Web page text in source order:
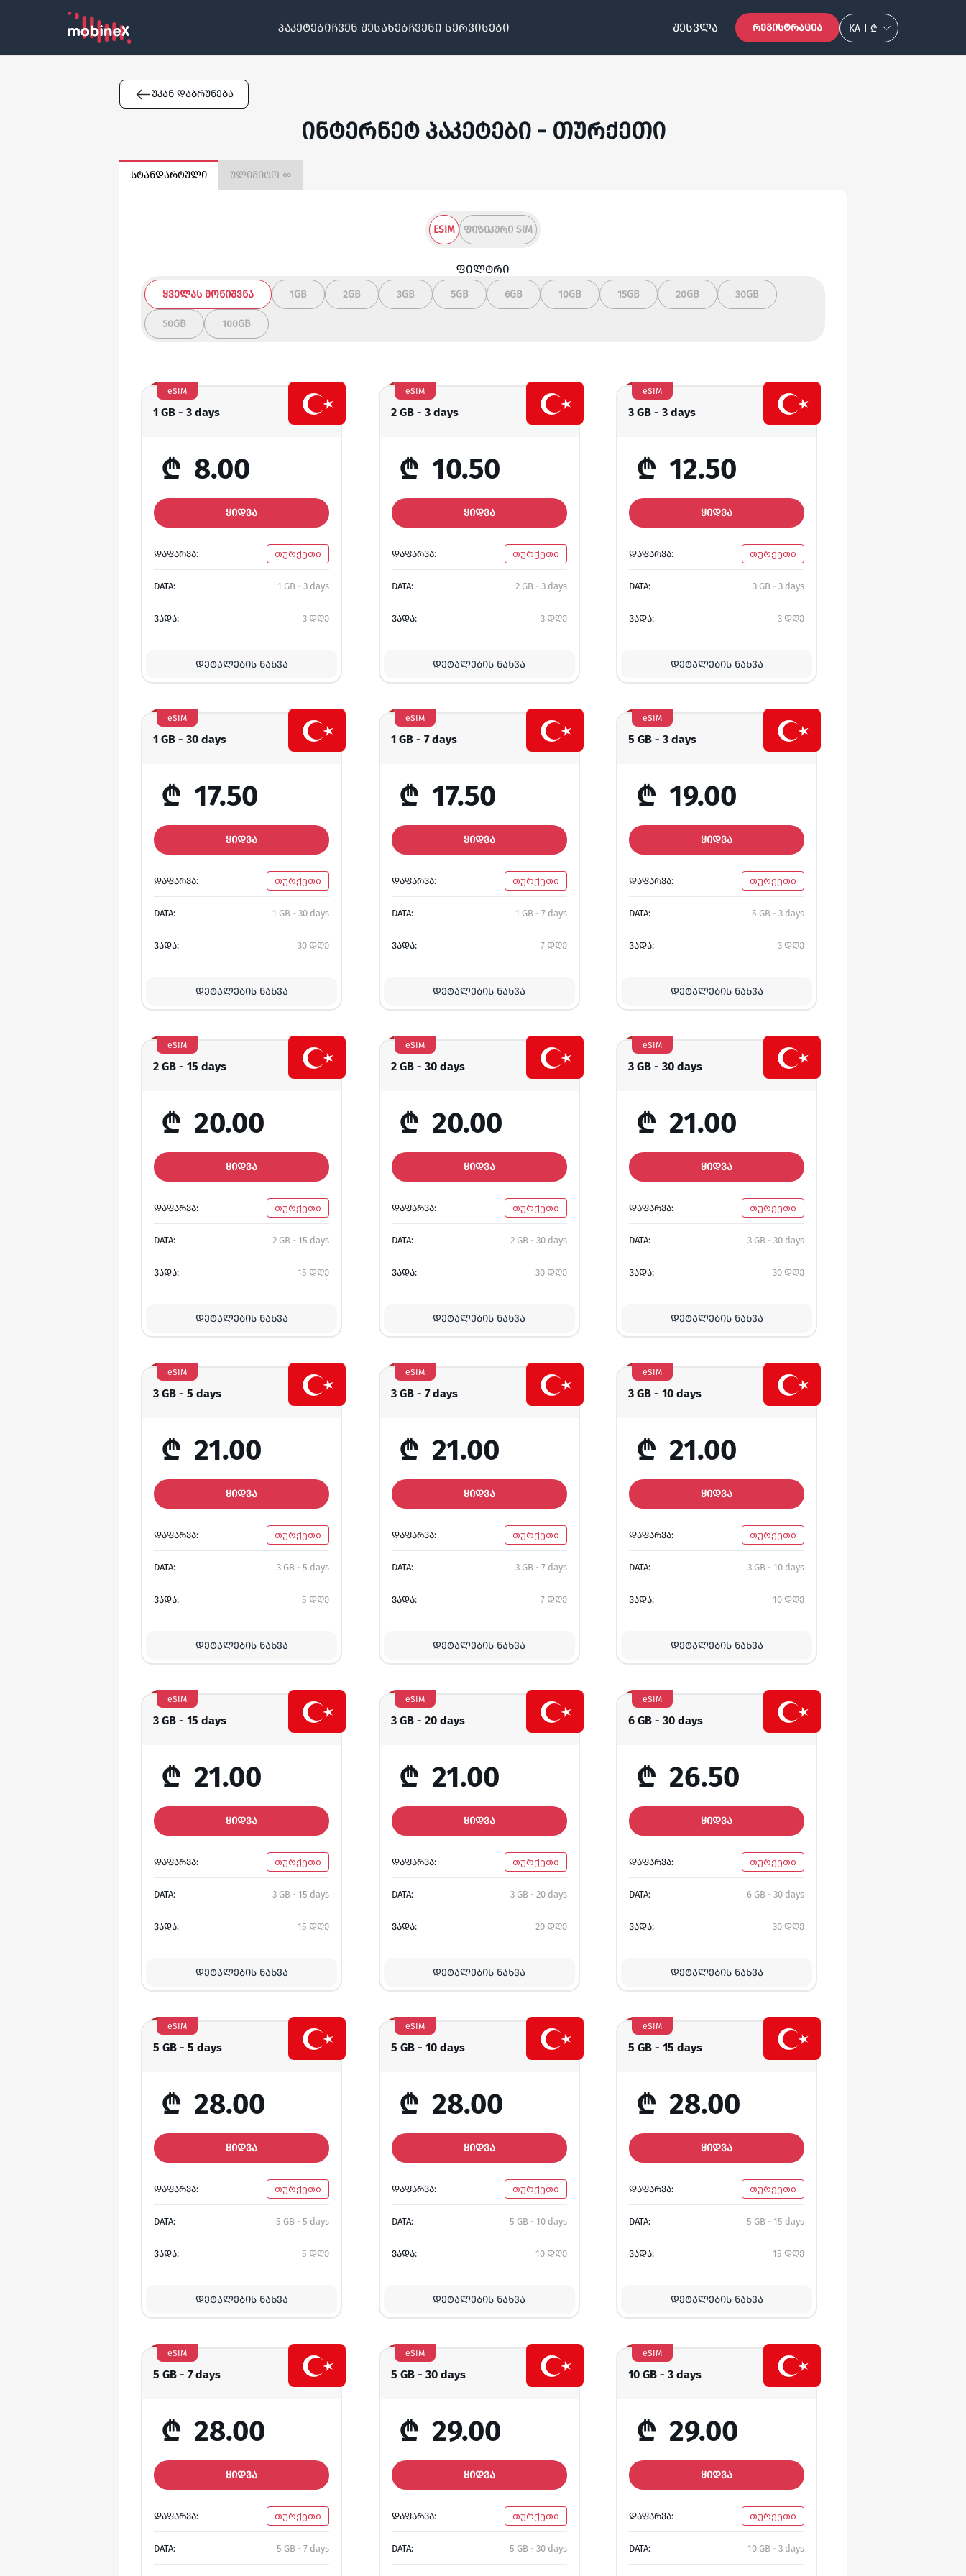
პაკეტებიჩვენ შესახებჩვენი სერვისები ᲨᲔᲡᲕᲚᲐ ᲠᲔᲒᲘᲡᲢᲠᲐᲪᲘᲐ KA ₾
უკან დაბრუნება
ინტერნეტ პაკეტები - თურქეთი
სტანდარტული ულიმიტო ∞
ESIM ᲤᲘᲖᲘᲙᲣᲠᲘ SIM
ფილტრი
ᲧᲕᲔᲚᲐᲡ ᲛᲝᲜᲘᲨᲕᲜᲐ 1GB 2GB 3GB 5GB 6GB 10GB 15GB 20GB 30GB
50GB 100GB
1 GB - 3 days
eSIM
₾ 8.00
ᲧᲘᲓᲕᲐ
ᲓᲐᲤᲐᲠᲕᲐ: თურქეთი
DATA: 1 GB - 3 days
ᲕᲐᲓᲐ: 3 დღე
ᲓᲔᲢᲐᲚᲔᲑᲘᲡ ᲜᲐᲮᲕᲐ
2 GB - 3 days
eSIM
₾ 10.50
ᲧᲘᲓᲕᲐ
ᲓᲐᲤᲐᲠᲕᲐ: თურქეთი
DATA: 2 GB - 3 days
ᲕᲐᲓᲐ: 3 დღე
ᲓᲔᲢᲐᲚᲔᲑᲘᲡ ᲜᲐᲮᲕᲐ
3 GB - 3 days
eSIM
₾ 12.50
ᲧᲘᲓᲕᲐ
ᲓᲐᲤᲐᲠᲕᲐ: თურქეთი
DATA: 3 GB - 3 days
ᲕᲐᲓᲐ: 3 დღე
ᲓᲔᲢᲐᲚᲔᲑᲘᲡ ᲜᲐᲮᲕᲐ
1 GB - 30 days
eSIM
₾ 17.50
ᲧᲘᲓᲕᲐ
ᲓᲐᲤᲐᲠᲕᲐ: თურქეთი
DATA: 1 GB - 30 days
ᲕᲐᲓᲐ: 30 დღე
ᲓᲔᲢᲐᲚᲔᲑᲘᲡ ᲜᲐᲮᲕᲐ
1 GB - 7 days
eSIM
₾ 17.50
ᲧᲘᲓᲕᲐ
ᲓᲐᲤᲐᲠᲕᲐ: თურქეთი
DATA: 1 GB - 7 days
ᲕᲐᲓᲐ: 7 დღე
ᲓᲔᲢᲐᲚᲔᲑᲘᲡ ᲜᲐᲮᲕᲐ
5 GB - 3 days
eSIM
₾ 19.00
ᲧᲘᲓᲕᲐ
ᲓᲐᲤᲐᲠᲕᲐ: თურქეთი
DATA: 5 GB - 3 days
ᲕᲐᲓᲐ: 3 დღე
ᲓᲔᲢᲐᲚᲔᲑᲘᲡ ᲜᲐᲮᲕᲐ
2 GB - 15 days
eSIM
₾ 20.00
ᲧᲘᲓᲕᲐ
ᲓᲐᲤᲐᲠᲕᲐ: თურქეთი
DATA: 2 GB - 15 days
ᲕᲐᲓᲐ: 15 დღე
ᲓᲔᲢᲐᲚᲔᲑᲘᲡ ᲜᲐᲮᲕᲐ
2 GB - 30 days
eSIM
₾ 20.00
ᲧᲘᲓᲕᲐ
ᲓᲐᲤᲐᲠᲕᲐ: თურქეთი
DATA: 2 GB - 30 days
ᲕᲐᲓᲐ: 30 დღე
ᲓᲔᲢᲐᲚᲔᲑᲘᲡ ᲜᲐᲮᲕᲐ
3 GB - 30 days
eSIM
₾ 21.00
ᲧᲘᲓᲕᲐ
ᲓᲐᲤᲐᲠᲕᲐ: თურქეთი
DATA: 3 GB - 30 days
ᲕᲐᲓᲐ: 30 დღე
ᲓᲔᲢᲐᲚᲔᲑᲘᲡ ᲜᲐᲮᲕᲐ
3 GB - 5 days
eSIM
₾ 21.00
ᲧᲘᲓᲕᲐ
ᲓᲐᲤᲐᲠᲕᲐ: თურქეთი
DATA: 3 GB - 5 days
ᲕᲐᲓᲐ: 5 დღე
ᲓᲔᲢᲐᲚᲔᲑᲘᲡ ᲜᲐᲮᲕᲐ
3 GB - 7 days
eSIM
₾ 21.00
ᲧᲘᲓᲕᲐ
ᲓᲐᲤᲐᲠᲕᲐ: თურქეთი
DATA: 3 GB - 7 days
ᲕᲐᲓᲐ: 7 დღე
ᲓᲔᲢᲐᲚᲔᲑᲘᲡ ᲜᲐᲮᲕᲐ
3 GB - 10 days
eSIM
₾ 21.00
ᲧᲘᲓᲕᲐ
ᲓᲐᲤᲐᲠᲕᲐ: თურქეთი
DATA: 3 GB - 10 days
ᲕᲐᲓᲐ: 10 დღე
ᲓᲔᲢᲐᲚᲔᲑᲘᲡ ᲜᲐᲮᲕᲐ
3 GB - 15 days
eSIM
₾ 21.00
ᲧᲘᲓᲕᲐ
ᲓᲐᲤᲐᲠᲕᲐ: თურქეთი
DATA: 3 GB - 15 days
ᲕᲐᲓᲐ: 15 დღე
ᲓᲔᲢᲐᲚᲔᲑᲘᲡ ᲜᲐᲮᲕᲐ
3 GB - 20 days
eSIM
₾ 21.00
ᲧᲘᲓᲕᲐ
ᲓᲐᲤᲐᲠᲕᲐ: თურქეთი
DATA: 3 GB - 20 days
ᲕᲐᲓᲐ: 20 დღე
ᲓᲔᲢᲐᲚᲔᲑᲘᲡ ᲜᲐᲮᲕᲐ
6 GB - 30 days
eSIM
₾ 26.50
ᲧᲘᲓᲕᲐ
ᲓᲐᲤᲐᲠᲕᲐ: თურქეთი
DATA: 6 GB - 30 days
ᲕᲐᲓᲐ: 30 დღე
ᲓᲔᲢᲐᲚᲔᲑᲘᲡ ᲜᲐᲮᲕᲐ
5 GB - 5 days
eSIM
₾ 28.00
ᲧᲘᲓᲕᲐ
ᲓᲐᲤᲐᲠᲕᲐ: თურქეთი
DATA: 5 GB - 5 days
ᲕᲐᲓᲐ: 5 დღე
ᲓᲔᲢᲐᲚᲔᲑᲘᲡ ᲜᲐᲮᲕᲐ
5 GB - 10 days
eSIM
₾ 28.00
ᲧᲘᲓᲕᲐ
ᲓᲐᲤᲐᲠᲕᲐ: თურქეთი
DATA: 5 GB - 10 days
ᲕᲐᲓᲐ: 10 დღე
ᲓᲔᲢᲐᲚᲔᲑᲘᲡ ᲜᲐᲮᲕᲐ
5 GB - 15 days
eSIM
₾ 28.00
ᲧᲘᲓᲕᲐ
ᲓᲐᲤᲐᲠᲕᲐ: თურქეთი
DATA: 5 GB - 15 days
ᲕᲐᲓᲐ: 15 დღე
ᲓᲔᲢᲐᲚᲔᲑᲘᲡ ᲜᲐᲮᲕᲐ
5 GB - 7 days
eSIM
₾ 28.00
ᲧᲘᲓᲕᲐ
ᲓᲐᲤᲐᲠᲕᲐ: თურქეთი
DATA: 5 GB - 7 days
5 GB - 30 days
eSIM
₾ 29.00
ᲧᲘᲓᲕᲐ
ᲓᲐᲤᲐᲠᲕᲐ: თურქეთი
DATA: 5 GB - 30 days
10 GB - 3 days
eSIM
₾ 29.00
ᲧᲘᲓᲕᲐ
ᲓᲐᲤᲐᲠᲕᲐ: თურქეთი
DATA: 10 GB - 3 days